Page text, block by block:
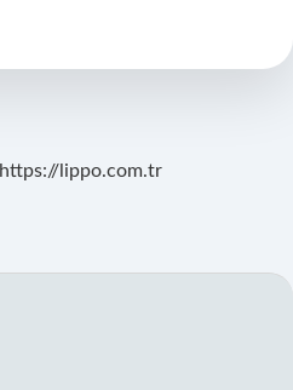
https://lippo.com.tr